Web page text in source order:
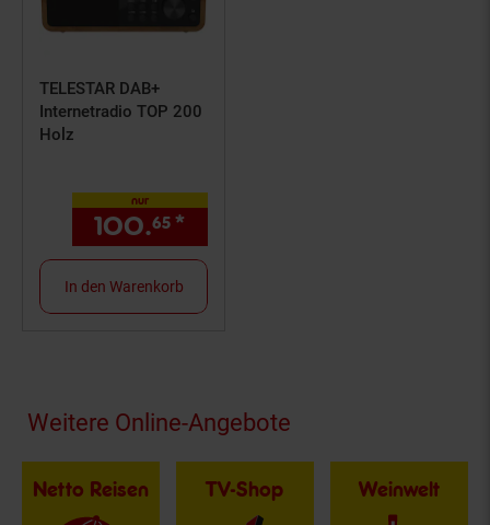
TELESTAR DAB+
Internetradio TOP 200
Holz
nur
100.65 *
In den Warenkorb
Fußzeile
Weitere Online-Angebote
Netto Reisen TV-Shop Weinwelt